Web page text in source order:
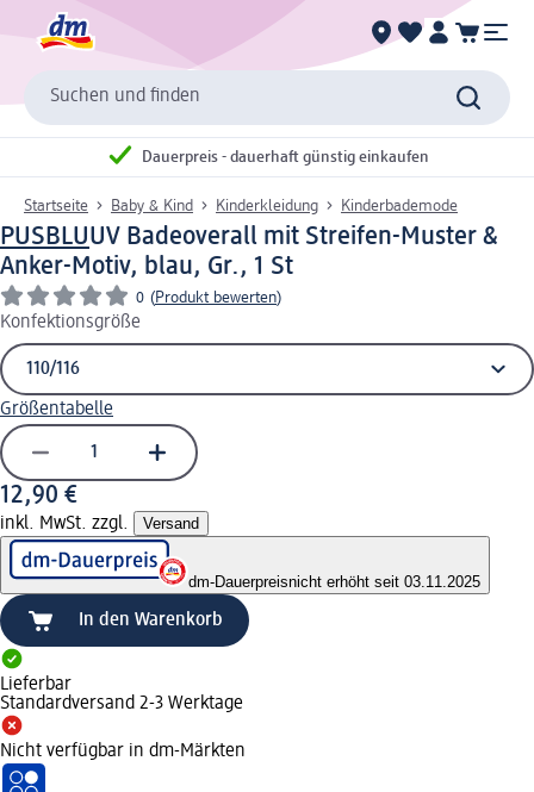
Suchen und finden
Dauerpreis - dauerhaft günstig einkaufen
Startseite Baby & Kind Kinderkleidung Kinderbademode
PUSBLUUV Badeoverall mit Streifen-Muster &
Anker-Motiv, blau, Gr., 1 St
0 (Produkt bewerten)
Konfektionsgröße
Größentabelle
12,90 €
inkl. MwSt. zzgl. Versand
dm-Dauerpreisnicht erhöht seit 03.11.2025
In den Warenkorb
Lieferbar
Standardversand 2-3 Werktage
Nicht verfügbar in dm-Märkten